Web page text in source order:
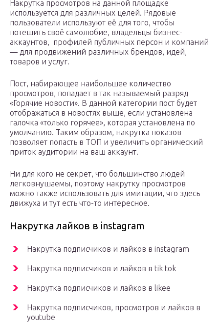
Накрутка просмотров на данной площадке
используется для различных целей. Рядовые
пользователи используют её для того, чтобы
потешить своё самолюбие, владельцы бизнес-
аккаунтов, профилей публичных персон и компаний
— для продвижений различных брендов, идей,
товаров и услуг.
Пост, набирающее наибольшее количество
просмотров, попадает в так называемый разряд
«Горячие новости». В данной категории пост будет
отображаться в новостях выше, если установлена
галочка «только горячее», которая установлена по
умолчанию. Таким образом, накрутка показов
позволяет попасть в ТОП и увеличить органический
приток аудитории на ваш аккаунт.
Ни для кого не секрет, что большинство людей
легковнушаемы, поэтому накрутку просмотров
можно также использовать для имитации, что здесь
движуха и тут есть что-то интересное.
Накрутка лайков в instagram
Накрутка подписчиков и лайков в instagram
Накрутка подписчиков и лайков в tik tok
Накрутка подписчиков и лайков в likee
Накрутка подписчиков, просмотров и лайков в
youtube